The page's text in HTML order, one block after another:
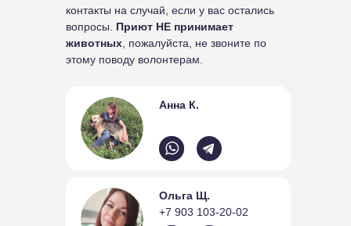
контакты на случай, если у вас остались
вопросы. Приют НЕ принимает
животных , пожалуйста, не звоните по
этому поводу волонтерам.
Анна К.
Ольга Щ.
+7 903 103-20-02